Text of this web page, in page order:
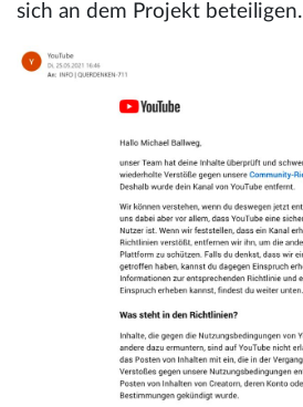
sich an dem Projekt beteiligen.